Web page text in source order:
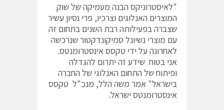
"לאיסטרוניקס הבנה מעמיקה של שוק
המוצרים האנלוגים וצרכיו, פרי נסיון עשיר
שצברה בפעילותה רבת השנים בתחום זה
עם מוצרי נשיונל סמיקונדקטור שנרכשה
לאחרונה על ידי טקסס אינסטרומנטס.
אני בטוח שידע זה יתרום להגדלה
ופיתוח של התחום האנלוגי של החברה
בישראל" אמר משה הלל, מנכ"ל טקסס
אינסטרומנטס ישראל.